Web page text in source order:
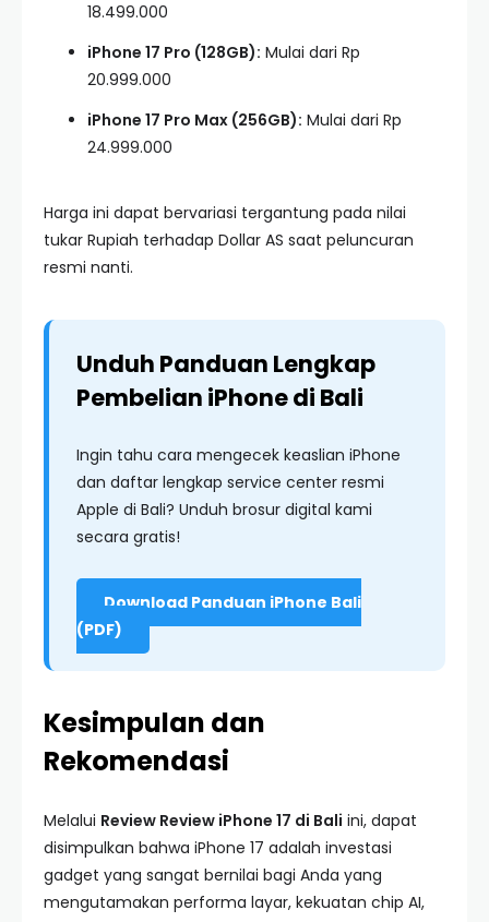
18.499.000
iPhone 17 Pro (128GB): Mulai dari Rp
20.999.000
iPhone 17 Pro Max (256GB): Mulai dari Rp
24.999.000
Harga ini dapat bervariasi tergantung pada nilai
tukar Rupiah terhadap Dollar AS saat peluncuran
resmi nanti.
Unduh Panduan Lengkap
Pembelian iPhone di Bali
Ingin tahu cara mengecek keaslian iPhone
dan daftar lengkap service center resmi
Apple di Bali? Unduh brosur digital kami
secara gratis!
Download Panduan iPhone Bali
(PDF)
Kesimpulan dan
Rekomendasi
Melalui Review Review iPhone 17 di Bali ini, dapat
disimpulkan bahwa iPhone 17 adalah investasi
gadget yang sangat bernilai bagi Anda yang
mengutamakan performa layar, kekuatan chip AI,